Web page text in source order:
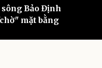
InfographicBảo Định
mặt bằng